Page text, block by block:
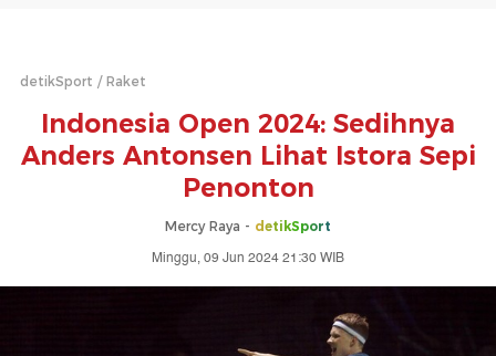
detikSport Raket
Indonesia Open 2024: Sedihnya
Anders Antonsen Lihat Istora Sepi
Penonton
Mercy Raya - detikSport
Minggu, 09 Jun 2024 21:30 WIB